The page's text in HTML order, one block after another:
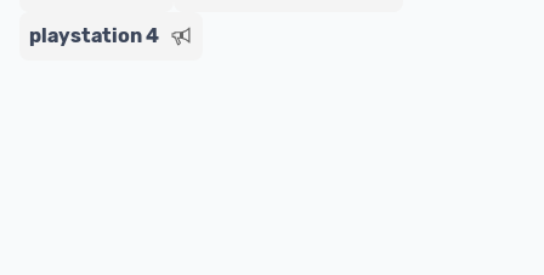
playstation 4